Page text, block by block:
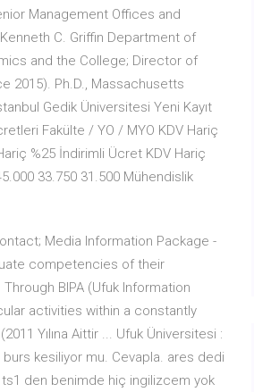
Management Offices and
C. Griffin Department of
and the College; Director of
2015). Ph.D., Massachusetts
Gedik Üniversitesi Yeni Kayıt
Fakülte / YO / MYO KDV Hariç
%25 İndirimli Ücret KDV Hariç
33.750 31.500 Mühendislik
Media Information Package -
competencies of their
BIPA (Ufuk Information
activities within a constantly
Yılına Aittir ... Ufuk Üniversitesi :
kesiliyor mu. Cevapla. ares dedi
ts1 den benimde hiç ingilizcem yok